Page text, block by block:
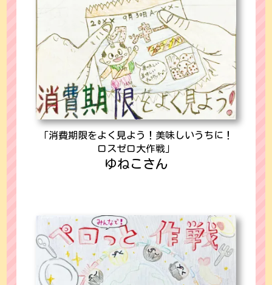
「消費期限をよく見よう！美味しいうちに！
ロスゼロ大作戦」
ゆねこさん